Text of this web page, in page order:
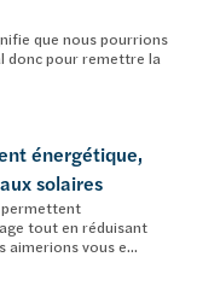
que nous pourrions
donc pour remettre la
énergétique,
solaires
permettent
tout en réduisant
aimerions vous e...